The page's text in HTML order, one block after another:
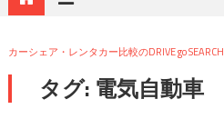
カーシェア・レンタカー比較のDRIVE go SEARCH
タグ: 電気自動車